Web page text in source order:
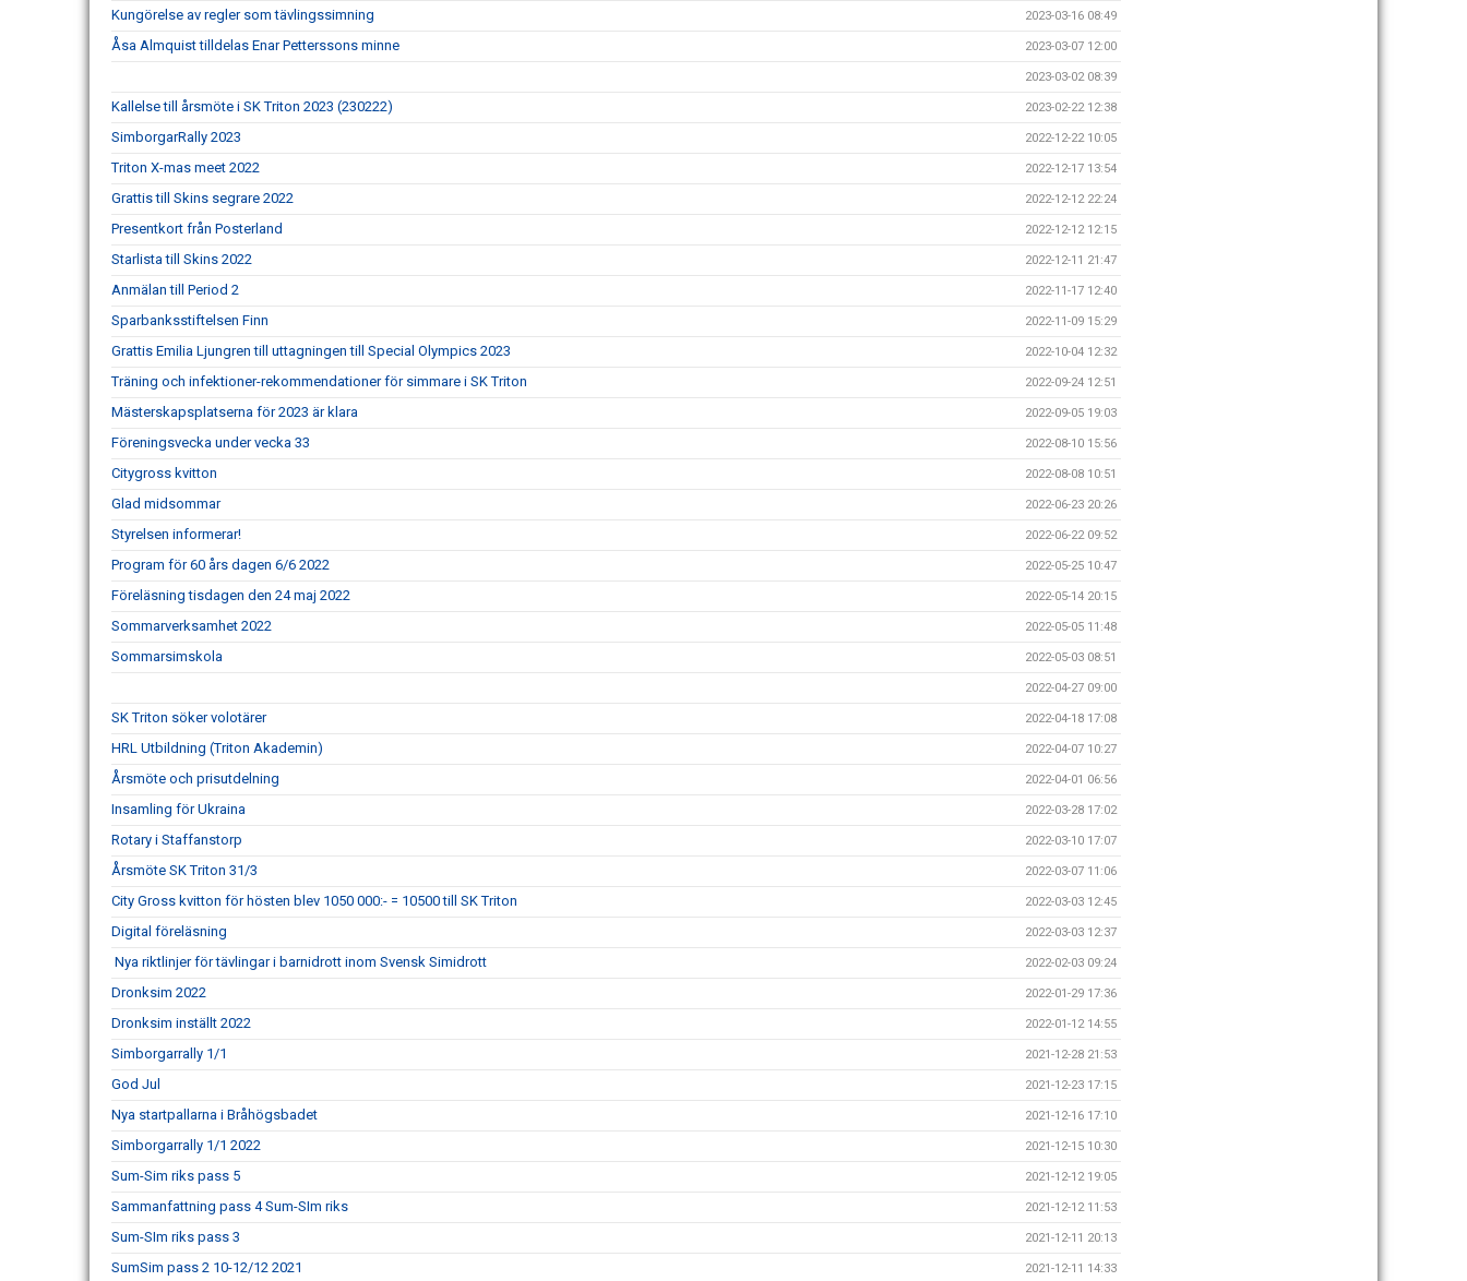
Kungörelse av regler som tävlingssimning 2023-03-16 08:49
Åsa Almquist tilldelas Enar Petterssons minne 2023-03-07 12:00
2023-03-02 08:39
Kallelse till årsmöte i SK Triton 2023 (230222) 2023-02-22 12:38
SimborgarRally 2023 2022-12-22 10:05
Triton X-mas meet 2022 2022-12-17 13:54
Grattis till Skins segrare 2022 2022-12-12 22:24
Presentkort från Posterland 2022-12-12 12:15
Starlista till Skins 2022 2022-12-11 21:47
Anmälan till Period 2 2022-11-17 12:40
Sparbanksstiftelsen Finn 2022-11-09 15:29
Grattis Emilia Ljungren till uttagningen till Special Olympics 2023 2022-10-04 12:32
Träning och infektioner-rekommendationer för simmare i SK Triton 2022-09-24 12:51
Mästerskapsplatserna för 2023 är klara 2022-09-05 19:03
Föreningsvecka under vecka 33 2022-08-10 15:56
Citygross kvitton 2022-08-08 10:51
Glad midsommar 2022-06-23 20:26
Styrelsen informerar! 2022-06-22 09:52
Program för 60 års dagen 6/6 2022 2022-05-25 10:47
Föreläsning tisdagen den 24 maj 2022 2022-05-14 20:15
Sommarverksamhet 2022 2022-05-05 11:48
Sommarsimskola 2022-05-03 08:51
2022-04-27 09:00
SK Triton söker volotärer 2022-04-18 17:08
HRL Utbildning (Triton Akademin) 2022-04-07 10:27
Årsmöte och prisutdelning 2022-04-01 06:56
Insamling för Ukraina 2022-03-28 17:02
Rotary i Staffanstorp 2022-03-10 17:07
Årsmöte SK Triton 31/3 2022-03-07 11:06
City Gross kvitton för hösten blev 1050 000:- = 10500 till SK Triton 2022-03-03 12:45
Digital föreläsning 2022-03-03 12:37
Nya riktlinjer för tävlingar i barnidrott inom Svensk Simidrott 2022-02-03 09:24
Dronksim 2022 2022-01-29 17:36
Dronksim inställt 2022 2022-01-12 14:55
Simborgarrally 1/1 2021-12-28 21:53
God Jul 2021-12-23 17:15
Nya startpallarna i Bråhögsbadet 2021-12-16 17:10
Simborgarrally 1/1 2022 2021-12-15 10:30
Sum-Sim riks pass 5 2021-12-12 19:05
Sammanfattning pass 4 Sum-SIm riks 2021-12-12 11:53
Sum-SIm riks pass 3 2021-12-11 20:13
SumSim pass 2 10-12/12 2021 2021-12-11 14:33